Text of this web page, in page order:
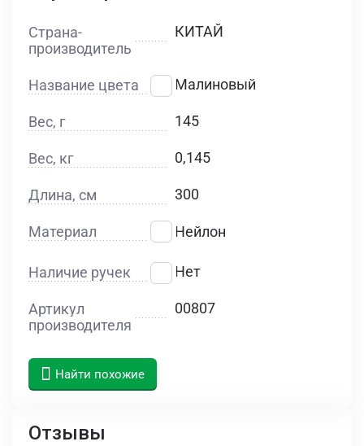
Страна-
производитель
КИТАЙ
Название цвета Малиновый
Вес, г 145
Вес, кг 0,145
Длина, см 300
Материал Нейлон
Наличие ручек Нет
Артикул
производителя
00807
Найти похожие
Отзывы